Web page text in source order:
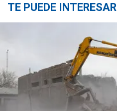
TE PUEDE INTERESAR